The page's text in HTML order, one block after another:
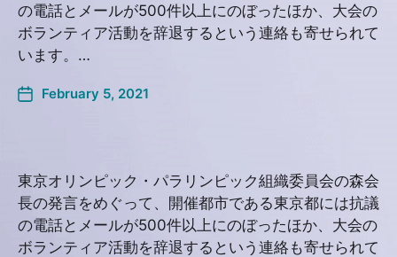
の電話とメールが500件以上にのぼったほか、大会の
ボランティア活動を辞退するという連絡も寄せられて
います。…
February 5, 2021
東京オリンピック・パラリンピック組織委員会の森会
長の発言をめぐって、開催都市である東京都には抗議
の電話とメールが500件以上にのぼったほか、大会の
ボランティア活動を辞退するという連絡も寄せられて